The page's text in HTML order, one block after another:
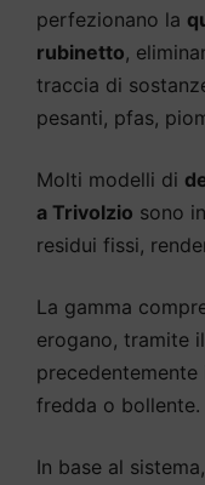
perfezionano la
rubinetto,
traccia di
pesanti, pfas,
Molti modelli di
a Trivolzio sono
residui fissi,
La gamma
erogano, tramite
fredda o bollente.
In base al sistema,